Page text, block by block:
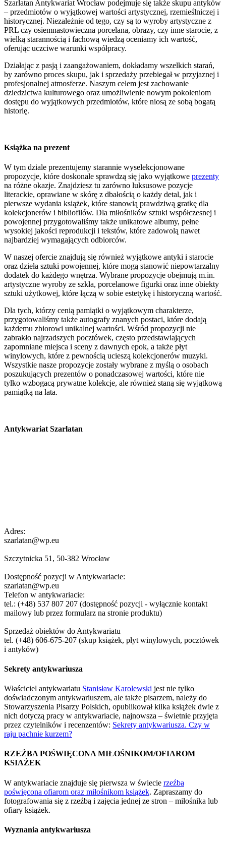
Szarlatan Antykwariat Wrocław podejmuje się także skupu antyków
– przedmiotów o wyjątkowej wartości artystycznej, rzemieślniczej i
historycznej. Niezależnie od tego, czy są to wyroby artystyczne z
PRL czy osiemnastowieczna porcelana, obrazy, czy inne starocie, z
wielką starannością i fachową wiedzą oceniamy ich wartość,
oferując uczciwe warunki współpracy.
Działając z pasją i zaangażowaniem, dokładamy wszelkich starań,
by zarówno proces skupu, jak i sprzedaży przebiegał w przyjaznej i
profesjonalnej atmosferze. Naszym celem jest zachowanie
dziedzictwa kulturowego oraz umożliwienie nowym pokoleniom
dostępu do wyjątkowych przedmiotów, które niosą ze sobą bogatą
historię.
Książka na prezent
W tym dziale prezentujemy starannie wyselekcjonowane
propozycje, które doskonale sprawdzą się jako wyjątkowe prezenty
na różne okazje. Znajdziesz tu zarówno luksusowe pozycje
literackie, oprawiane w skórę z dbałością o każdy detal, jak i
pierwsze wydania książek, które stanowią prawdziwą gratkę dla
kolekcjonerów i bibliofilów. Dla miłośników sztuki współczesnej i
powojennej przygotowaliśmy także unikatowe albumy, pełne
wysokiej jakości reprodukcji i tekstów, które zadowolą nawet
najbardziej wymagających odbiorców.
W naszej ofercie znajdują się również wyjątkowe antyki i starocie
oraz dzieła sztuki powojennej, które mogą stanowić niepowtarzalny
dodatek do każdego wnętrza. Wybrane propozycje obejmują m.in.
artystyczne wyroby ze szkła, porcelanowe figurki oraz inne obiekty
sztuki użytkowej, które łączą w sobie estetykę i historyczną wartość.
Dla tych, którzy cenią pamiątki o wyjątkowym charakterze,
przygotowaliśmy także autografy znanych postaci, które dodają
każdemu zbiorowi unikalnej wartości. Wśród propozycji nie
zabrakło najrzadszych pocztówek, często przedstawiających
zapomniane miejsca i sceny z dawnych epok, a także płyt
winylowych, które z pewnością ucieszą kolekcjonerów muzyki.
Wszystkie nasze propozycje zostały wybrane z myślą o osobach
poszukujących prezentów o ponadczasowej wartości, które nie
tylko wzbogacą prywatne kolekcje, ale również staną się wyjątkową
pamiątką na lata.
Antykwariat Szarlatan
Adres:
szarlatan@wp.eu
Szczytnicka 51, 50-382 Wrocław
Dostępność pozycji w Antykwariacie:
szarlatan@wp.eu
Telefon w antykwariacie:
tel.: (+48) 537 807 207 (dostępność pozycji - wyłącznie kontakt
mailowy lub przez formularz na stronie produktu)
Sprzedaż obiektów do Antykwariatu
tel. (+48) 606-675-207 (skup książek, płyt winylowych, pocztówek
i antyków)
Sekrety antykwariusza
Właściciel antykwariatu Stanisław Karolewski jest nie tylko
doświadczonym antykwariuszem, ale także pisarzem, należy do
Stowarzyszenia Pisarzy Polskich, opublikował kilka książek dwie z
nich dotyczą pracy w antykwariacie, najnowsza – świetnie przyjęta
przez czytelników i recenzentów: Sekrety antykwariusza. Czy w
raju pachnie kurzem?
RZEŹBA POŚWIĘCONA MIŁOŚNIKOM/OFIAROM
KSIAŻEK
W antykwariacie znajduje się pierwsza w świecie rzeźba
poświęcona ofiarom oraz miłośnikom książek. Zapraszamy do
fotografowania się z rzeźbą i zajęcia jednej ze stron – miłośnika lub
ofiary książek.
Wyznania antykwariusza